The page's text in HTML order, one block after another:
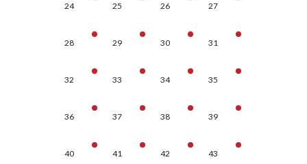
24 25 26 27
28 29 30 31
32 33 34 35
36 37 38 39
40 41 42 43